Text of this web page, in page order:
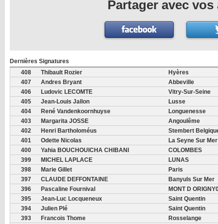
Partager avec vos
Dernières Signatures
408
Thibault Rozier
Hyères
407
Andres Bryant
Abbeville
406
Ludovic LECOMTE
Vitry-Sur-Seine
405
Jean-Louis Jallon
Lusse
404
René Vandenkoornhuyse
Longuenesse
403
Margarita JOSSE
Angoulême
402
Henri Bartholoméus
Stembert
401
Odette Nicolas
La Seyne Sur Mer
400
Yahia BOUCHOUICHA CHIBANI
COLOMBES
399
MICHEL LAPLACE
LUNAS
398
Marie Gillet
Paris
397
CLAUDE DEFFONTAINE
Banyuls Sur Mer
396
Pascaline Fournival
MONT D
395
Jean-Luc Locqueneux
Saint Quentin
394
Julien Plé
Saint Quentin
393
Francois Thome
Rosselange